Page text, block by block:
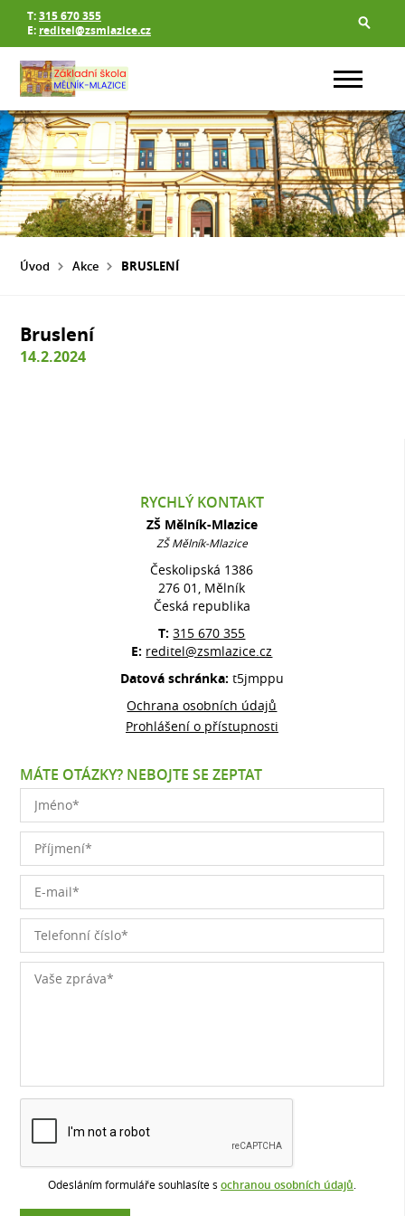
T:315 670 355
E: reditel@zsmlazice.cz
Úvod Akce BRUSLENÍ
Bruslení
14.2.2024
RYCHLÝ KONTAKT
ZŠ Mělník-Mlazice
ZŠ Mělník-Mlazice
Českolipská 1386
276 01, Mělník
Česká republika
T:315 670 355
E: reditel@zsmlazice.cz
Datová schránka: t5jmppu
Ochrana osobních údajů
Prohlášení o přístupnosti
MÁTE OTÁZKY? NEBOJTE SE ZEPTAT
Odesláním formuláře souhlasíte s ochranou osobních údajů